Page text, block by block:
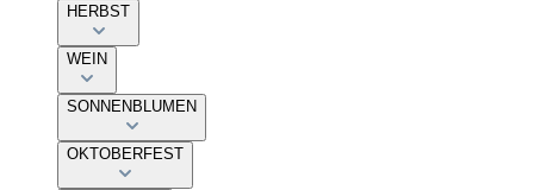
HERBST
WEIN
SONNENBLUMEN
OKTOBERFEST